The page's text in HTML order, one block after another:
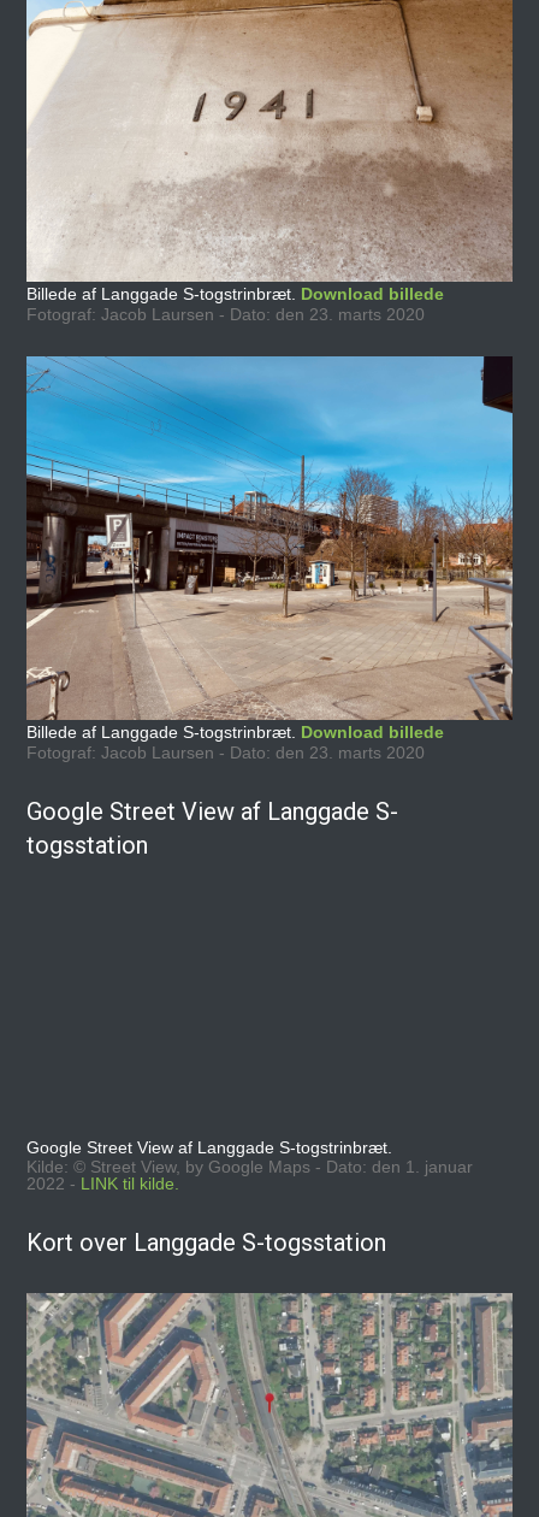
Billede af Langgade S-togstrinbræt. Download billede
Fotograf: Jacob Laursen - Dato: den 23. marts 2020
Billede af Langgade S-togstrinbræt. Download billede
Fotograf: Jacob Laursen - Dato: den 23. marts 2020
Google Street View af Langgade S-
togsstation
Google Street View af Langgade S-togstrinbræt.
Kilde: © Street View, by Google Maps - Dato: den 1. januar
2022 - LINK til kilde.
Kort over Langgade S-togsstation